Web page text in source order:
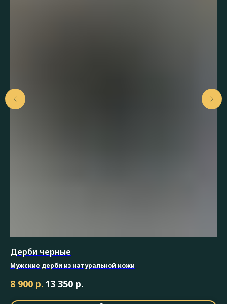
Дерби черные
Мужские дерби из натуральной кожи
8 900 р.13 350 р.